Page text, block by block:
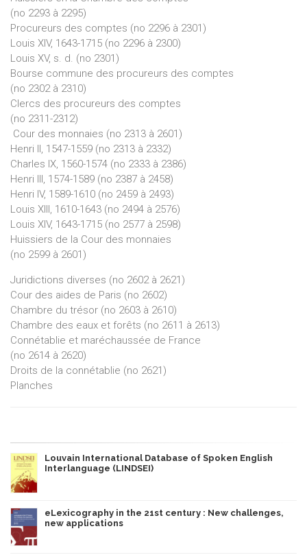
(no 2293 à 2295)
Procureurs des comptes (no 2296 à 2301)
Louis XIV, 1643-1715 (no 2296 à 2300)
Louis XV, s. d. (no 2301)
Bourse commune des procureurs des comptes
(no 2302 à 2310)
Clercs des procureurs des comptes
(no 2311-2312)
Cour des monnaies (no 2313 à 2601)
Henri II, 1547-1559 (no 2313 à 2332)
Charles IX, 1560-1574 (no 2333 à 2386)
Henri III, 1574-1589 (no 2387 à 2458)
Henri IV, 1589-1610 (no 2459 à 2493)
Louis XIII, 1610-1643 (no 2494 à 2576)
Louis XIV, 1643-1715 (no 2577 à 2598)
Huissiers de la Cour des monnaies
(no 2599 à 2601)
Juridictions diverses (no 2602 à 2621)
Cour des aides de Paris (no 2602)
Chambre du trésor (no 2603 à 2610)
Chambre des eaux et forêts (no 2611 à 2613)
Connétablie et maréchaussée de France
(no 2614 à 2620)
Droits de la connétablie (no 2621)
Planches
Louvain International Database of Spoken English
Interlanguage (LINDSEI)
eLexicography in the 21st century : New challenges,
new applications